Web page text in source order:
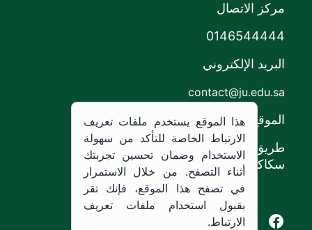
مركز الاتصال
0146544444
البريد الإلكتروني
contact@ju.edu.sa
الموقع
طريق الملك خالد،
سكاكا, المملكة العربية السعودية.
Facebook of Jouf University
X of Jouf University
هذا الموقع يستخدم ملفات تعريف
الارتباط الخاصة للتأكد من سهولة
الاستخدام وضمان تحسين تجربتك
أثناء التصفح. من خلال الاستمرار
في تصفح هذا الموقع، فإنك تقر
بقبول استخدام ملفات تعريف
الارتباط.